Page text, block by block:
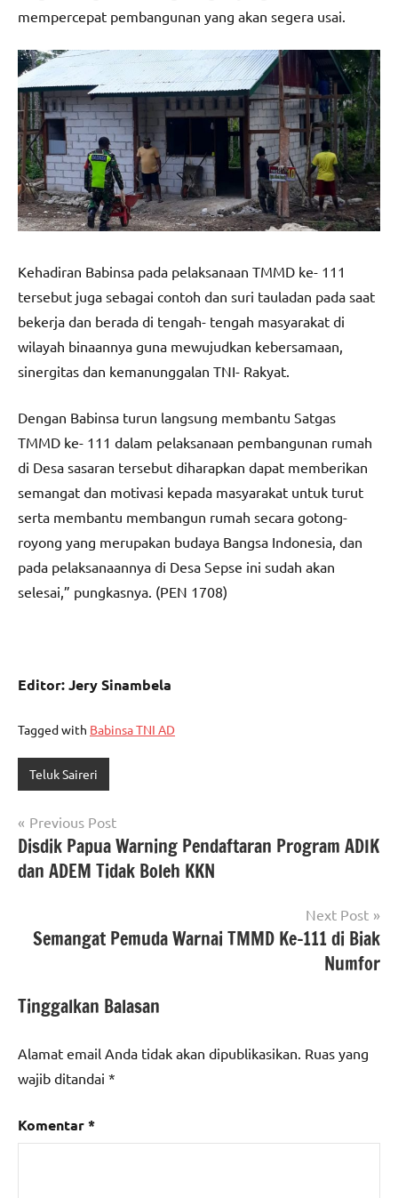
mempercepat pembangunan yang akan segera usai.
Kehadiran Babinsa pada pelaksanaan TMMD ke- 111
tersebut juga sebagai contoh dan suri tauladan pada saat
bekerja dan berada di tengah- tengah masyarakat di
wilayah binaannya guna mewujudkan kebersamaan,
sinergitas dan kemanunggalan TNI- Rakyat.
Dengan Babinsa turun langsung membantu Satgas
TMMD ke- 111 dalam pelaksanaan pembangunan rumah
di Desa sasaran tersebut diharapkan dapat memberikan
semangat dan motivasi kepada masyarakat untuk turut
serta membantu membangun rumah secara gotong-
royong yang merupakan budaya Bangsa Indonesia, dan
pada pelaksanaannya di Desa Sepse ini sudah akan
selesai,” pungkasnya. (PEN 1708)
Editor: Jery Sinambela
Tagged with Babinsa TNI AD
Teluk Saireri
Navigasi
pos
Previous Post
Disdik Papua Warning Pendaftaran Program ADIK
dan ADEM Tidak Boleh KKN
Next Post
Semangat Pemuda Warnai TMMD Ke-111 di Biak
Numfor
Tinggalkan Balasan
Alamat email Anda tidak akan dipublikasikan. Ruas yang
wajib ditandai *
Komentar*